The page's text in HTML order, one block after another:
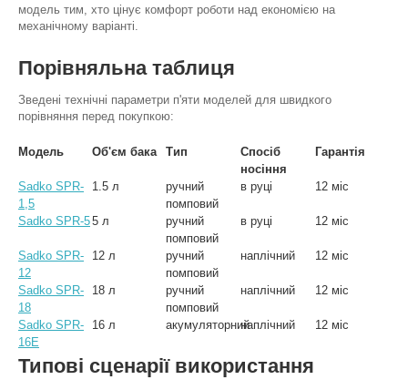
модель тим, хто цінує комфорт роботи над економією на
механічному варіанті.
Порівняльна таблиця
Зведені технічні параметри п'яти моделей для швидкого
порівняння перед покупкою:
Модель Об'єм бака Тип
Спосіб
носіння
Гарантія
Sadko SPR-
1,5
1.5 л
ручний
помповий
в руці 12 міс
Sadko SPR-55 л
ручний
помповий
в руці 12 міс
Sadko SPR-
12
12 л
ручний
помповий
наплічний 12 міс
Sadko SPR-
18
18 л
ручний
помповий
наплічний 12 міс
Sadko SPR-
16E
16 л акумуляторнийнаплічний 12 міс
Типові сценарії використання